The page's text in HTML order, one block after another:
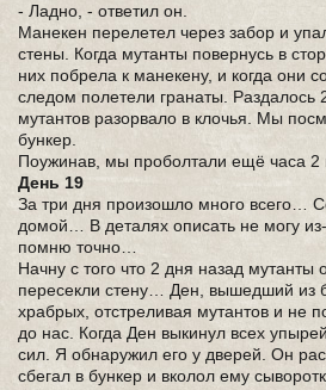
- Ладно, - ответил он.
Манекен перелетел через забор и
стены. Когда мутанты повернусь в
них побрела к манекену, и когда они
следом полетели гранаты. Раздалось
мутантов разорвало в клочья. Мы
бункер.
Поужинав, мы проболтали ещё часа 2
День 19
За три дня произошло много всего…
домой… В деталях описать не могу
помню точно…
Начну с того что 2 дня назад мутанты
пересекли стену… Ден, вышедший из
храбрых, отстреливая мутантов и не
до нас. Когда Ден выкинул всех
сил. Я обнаружил его у дверей. Он
сбегал в бункер и вколол ему